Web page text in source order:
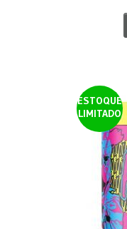
ESTOQUE
LIMITADO